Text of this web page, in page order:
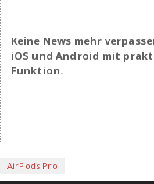
Keine News mehr
iOS und Android mit
Funktion.
AirPods Pro